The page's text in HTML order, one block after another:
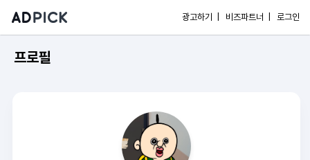
광고하기 | 비즈파트너 | 로그인
프로필